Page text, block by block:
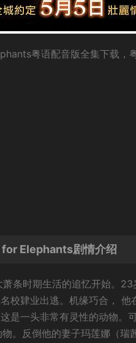
粤语配音版全集下载，
Elephants剧情介绍
条时期生活的追忆开始。
校肄业出逃。机缘巧合，
是一头非常有灵性的动物。
。反倒他的妻子玛莲娜（瑞